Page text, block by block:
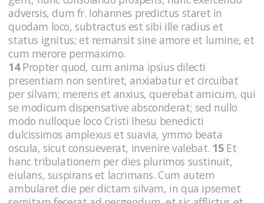
adversis, dum fr. Iohannes predictus staret in
quodam loco, subtractus est sibi ille radius et
status ignitus; et remansit sine amore et lumine, et
cum merore permaximo.
14Propter quod, cum anima ipsius dilecti
presentiam non sentiret, anxiabatur et circuibat
per silvam; merens et anxius, querebat amicum, qui
se modicum dispensative absconderat; sed nullo
modo nulloque loco Cristi Ihesu benedicti
dulcissimos amplexus et suavia, ymmo beata
oscula, sicut consueverat, invenire valebat. 15Et
hanc tribulationem per dies plurimos sustinuit,
eiulans, suspirans et lacrimans. Cum autem
ambularet die per dictam silvam, in qua ipsemet